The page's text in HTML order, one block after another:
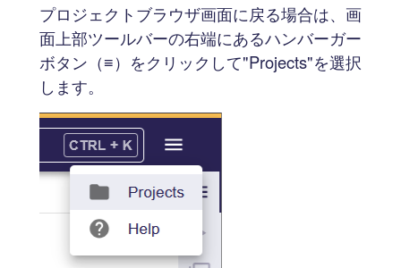
プロジェクトブラウザ画面に戻る場合は、画
面上部ツールバーの右端にあるハンバーガー
ボタン（≡）をクリックして"Projects"を選択
します。